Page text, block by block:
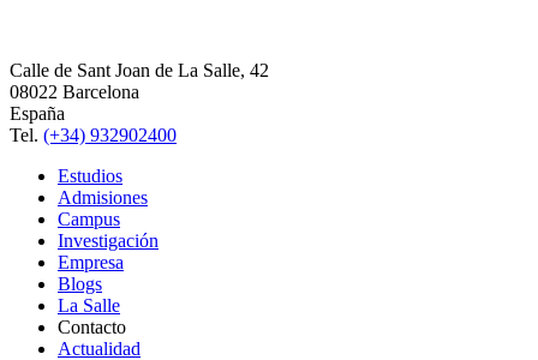
Calle de Sant Joan de La Salle, 42
08022 Barcelona
España
Tel. (+34) 932902400
Estudios
Admisiones
Campus
Investigación
Empresa
Blogs
La Salle
Contacto
Actualidad